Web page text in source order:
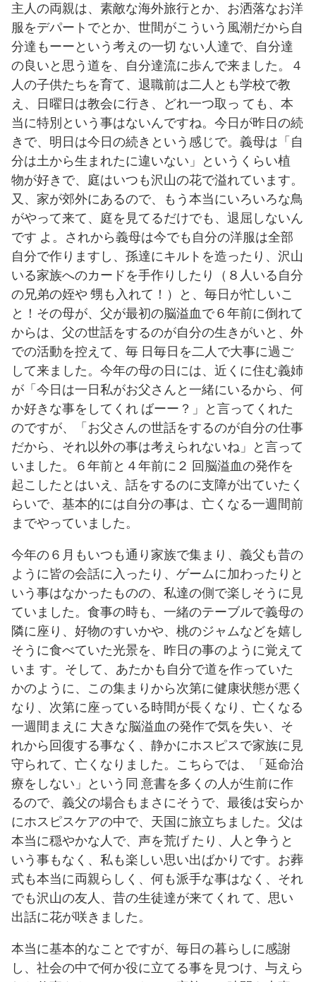
主人の両親は、素敵な海外旅行とか、お洒落なお洋
服をデパートでとか、世間がこういう風潮だから自
分達もーーという考えの一切 ない人達で、自分達
の良いと思う道を、自分達流に歩んで来ました。４
人の子供たちを育て、退職前は二人とも学校で教
え、日曜日は教会に行き、どれ一つ取っ ても、本
当に特別という事はないんですね。今日が昨日の続
きで、明日は今日の続きという感じで。義母は「自
分は土から生まれたに違いない」というくらい植
物が好きで、庭はいつも沢山の花で溢れています。
又、家が郊外にあるので、もう本当にいろいろな鳥
がやって来て、庭を見てるだけでも、退屈しないん
です よ。されから義母は今でも自分の洋服は全部
自分で作りますし、孫達にキルトを造ったり、沢山
いる家族へのカードを手作りしたり（８人いる自分
の兄弟の姪や 甥も入れて！）と、毎日が忙しいこ
と！その母が、父が最初の脳溢血で６年前に倒れて
からは、父の世話をするのが自分の生きがいと、外
での活動を控えて、毎 日毎日を二人で大事に過ご
して来ました。今年の母の日には、近くに住む義姉
が「今日は一日私がお父さんと一緒にいるから、何
か好きな事をしてくれ ばーー？」と言ってくれた
のですが、「お父さんの世話をするのが自分の仕事
だから、それ以外の事は考えられないね」と言って
いました。６年前と４年前に２ 回脳溢血の発作を
起こしたとはいえ、話をするのに支障が出ていたく
らいで、基本的には自分の事は、亡くなる一週間前
までやっていました。
今年の６月もいつも通り家族で集まり、義父も昔の
ように皆の会話に入ったり、ゲームに加わったりと
いう事はなかったものの、私達の側で楽しそうに見
ていました。食事の時も、一緒のテーブルで義母の
隣に座り、好物のすいかや、桃のジャムなどを嬉し
そうに食べていた光景を、昨日の事のように覚えて
いま す。そして、あたかも自分で道を作っていた
かのように、この集まりから次第に健康状態が悪く
なり、次第に座っている時間が長くなり、亡くなる
一週間まえに 大きな脳溢血の発作で気を失い、そ
れから回復する事なく、静かにホスピスで家族に見
守られて、亡くなりました。こちらでは、「延命治
療をしない」という同 意書を多くの人が生前に作
るので、義父の場合もまさにそうで、最後は安らか
にホスピスケアの中で、天国に旅立ちました。父は
本当に穏やかな人で、声を荒げ たり、人と争うと
いう事もなく、私も楽しい思い出ばかりです。お葬
式も本当に両親らしく、何も派手な事はなく、それ
でも沢山の友人、昔の生徒達が来てくれ て、思い
出話に花が咲きました。
本当に基本的なことですが、毎日の暮らしに感謝
し、社会の中で何か役に立てる事を見つけ、与えら